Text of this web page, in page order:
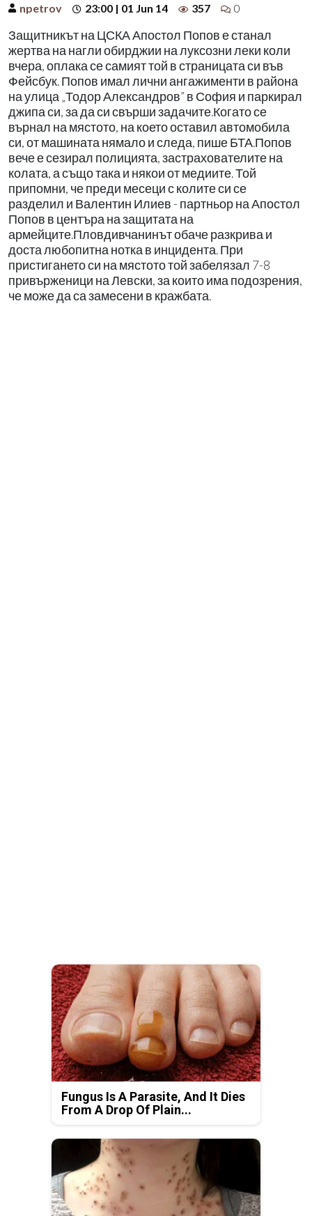
npetrov 23:00 | 01 Jun 14 357 0
Защитникът на ЦСКА Апостол Попов е станал
жертва на нагли обирджии на луксозни леки коли
вчера, оплака се самият той в страницата си във
Фейсбук. Попов имал лични ангажименти в района
на улица „Тодор Александров” в София и паркирал
джипа си, за да си свърши задачите.Когато се
върнал на мястото, на което оставил автомобила
си, от машината нямало и следа, пише БТА.Попов
вече е сезирал полицията, застрахователите на
колата, а също така и някои от медиите. Той
припомни, че преди месеци с колите си се
разделил и Валентин Илиев - партньор на Апостол
Попов в центъра на защитата на
армейците.Пловдивчанинът обаче разкрива и
доста любопитна нотка в инцидента. При
пристигането си на мястото той забелязал 7-8
привърженици на Левски, за които има подозрения,
че може да са замесени в кражбата.
Fungus Is A Parasite, And It Dies
From A Drop Of Plain...